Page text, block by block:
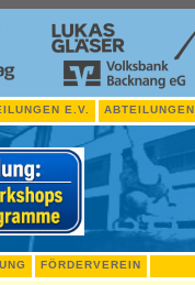
E.V. ABTEILUNGEN
FÖRDERVEREIN